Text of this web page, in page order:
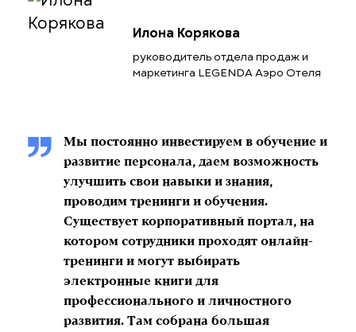
Илона Корякова
руководитель отдела продаж и
маркетинга LEGENDA Аэро Отеля
Мы постоянно инвестируем в обучение и
развитие персонала, даем возможность
улучшить свои навыки и знания,
проводим тренинги и обучения.
Существует корпоративный портал, на
котором сотрудники проходят онлайн-
тренинги и могут выбирать
электронные книги для
профессионального и личностного
развития. Там собрана большая